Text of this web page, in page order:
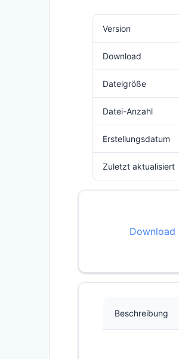
Version
Download
Dateigröße
Datei-Anzahl
Erstellungsdatum
Zuletzt aktualisiert
Download
Beschreibung